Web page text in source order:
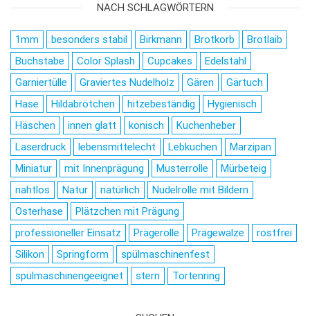
NACH SCHLAGWÖRTERN
1mm besonders stabil Birkmann Brotkorb
Brotlaib
Buchstabe
Color Splash Cupcakes
Edelstahl
Garniertülle
Graviertes Nudelholz Gären
Gärtuch
Hase
Hildabrötchen hitzebeständig
Hygienisch
Häschen
innen glatt konisch
Kuchenheber
Laserdruck
lebensmittelecht Lebkuchen
Marzipan
Miniatur
mit Innenprägung Musterrolle
Mürbeteig
nahtlos
Natur natürlich
Nudelrolle mit Bildern
Osterhase
Plätzchen mit Prägung
professioneller Einsatz
Prägerolle Prägewalze
rostfrei
Silikon
Springform
spülmaschinenfest
spülmaschinengeeignet
stern Tortenring